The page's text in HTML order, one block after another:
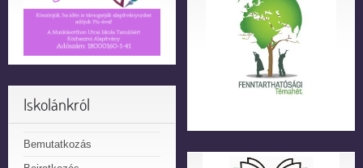
Iskolánkról
Bemutatkozás